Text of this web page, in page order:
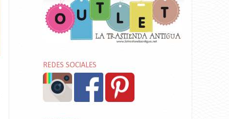
REDES SOCIALES